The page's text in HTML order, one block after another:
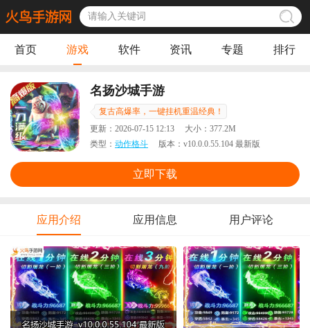
首页 游戏 软件 资讯 专题 排行
名扬沙城手游
复古高爆率，一键挂机重温经典！
更新： 2026-07-15 12:13 大小： 377.2M
类型： 动作格斗 版本： v10.0.0.55.104 最新版
立即下载
应用介绍 应用信息 用户评论